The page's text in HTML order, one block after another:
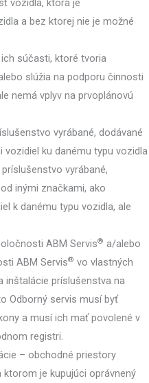
vozidla, ktorá je
a bez ktorej nie je možné
súčasti, ktoré tvoria
slúžia na podporu činnosti
nemá vplyv na prvoplánovú
vyrábané, dodávané
ku danému typu vozidla
vyrábané,
inými značkami, ako
k danému typu vozidla, ale
ABM Servis® a/alebo
ABM Servis® vo vlastných
inštalácie príslušenstva na
Odborný servis musí byť
a musí ich mať povolené v
registri.
– obchodné priestory
ktorom je kupujúci oprávnený